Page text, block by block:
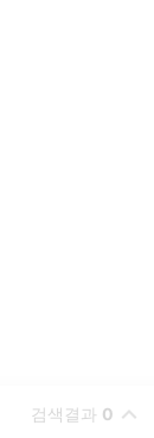
검색결과 0